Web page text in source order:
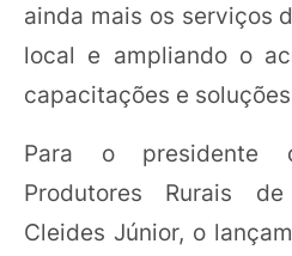
ainda mais os serviços
local e ampliando o
capacitações e
Para o presidente
Produtores Rurais
Cleides Júnior, o